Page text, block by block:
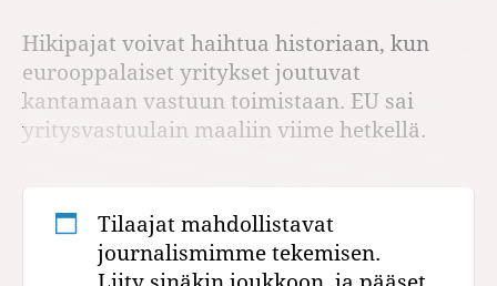
Hikipajat voivat haihtua historiaan, kun
eurooppalaiset yritykset joutuvat
kantamaan vastuun toimistaan. EU sai
yritysvastuulain maaliin viime hetkellä.
Tilaajat mahdollistavat
journalismimme tekemisen.